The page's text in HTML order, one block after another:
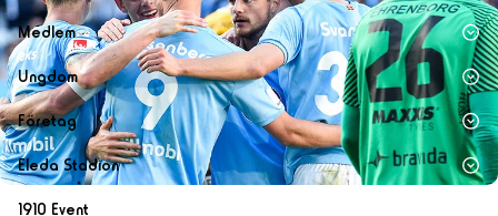
Årskort herr
Årskort dam
Mitt MFF
Biljetter till bortamatcher
Biljettvillkor
Lag
Herrlaget
Spelare
Ledarstab
Damlaget
Spelare
Medlem
Medlemskap i Malmö FF
Årsmöte 2026
Ungdom
MFF Ungdom
Sommarfotboll
Skånecupen
Företag
Bli företagspartner
Nätverket
Eleda Stadion
Eleda Stadion
1910 Event